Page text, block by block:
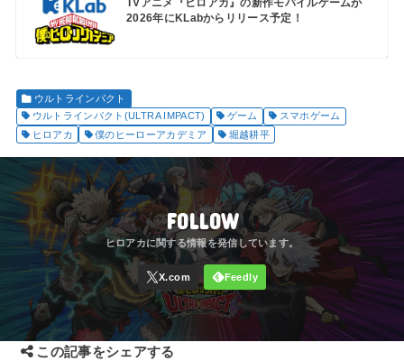
2026年にKLabからリリース予定！
ウルトラインパクト
ウルトラインパクト(ULTRA IMPACT)
ゲーム
スマホゲーム
ヒロアカ
僕のヒーローアカデミア 堀越耕平
FOLLOW
この記事をシェアする